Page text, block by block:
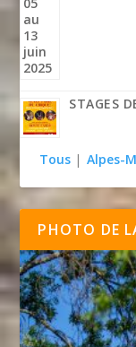
STAGES
Tous | Alpes-
PHOTO DE